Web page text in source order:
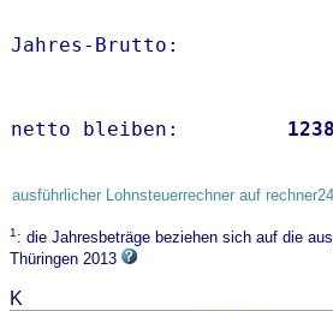
Jahres-
netto bleiben:
ausführlicher Lohnsteuerrechner auf
1: die Jahresbeträge beziehen sich auf die
Thüringen 2013
K